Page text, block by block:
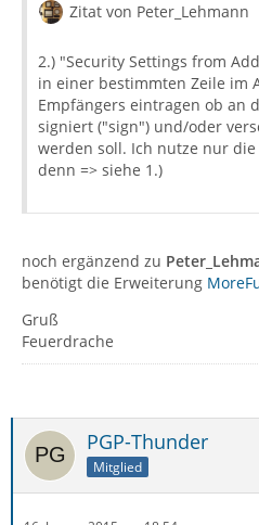
Zitat von Peter_Lehmann
2.) "Security Settings from
in einer bestimmten Zeile im
Empfängers eintragen ob an
signiert ("sign") und/oder
werden soll. Ich nutze nur
denn => siehe 1.)
noch ergänzend zu
benötigt die Erweiterung
Gruß
Feuerdrache
PGP-Thunder
Mitglied